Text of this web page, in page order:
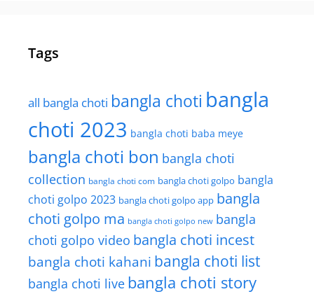
Tags
all bangla choti bangla choti bangla
choti 2023 bangla choti baba meye
bangla choti bon bangla choti
collection bangla choti com bangla choti golpo bangla
choti golpo 2023 bangla choti golpo app bangla
choti golpo ma bangla choti golpo new bangla
choti golpo video bangla choti incest
bangla choti kahani bangla choti list
bangla choti live bangla choti story